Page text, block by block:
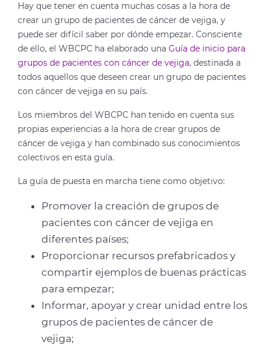
Hay que tener en cuenta muchas cosas a la hora de
crear un grupo de pacientes de cáncer de vejiga, y
puede ser difícil saber por dónde empezar. Consciente
de ello, el WBCPC ha elaborado una Guía de inicio para
grupos de pacientes con cáncer de vejiga, destinada a
todos aquellos que deseen crear un grupo de pacientes
con cáncer de vejiga en su país.
Los miembros del WBCPC han tenido en cuenta sus
propias experiencias a la hora de crear grupos de
cáncer de vejiga y han combinado sus conocimientos
colectivos en esta guía.
La guía de puesta en marcha tiene como objetivo:
Promover la creación de grupos de
pacientes con cáncer de vejiga en
diferentes países;
Proporcionar recursos prefabricados y
compartir ejemplos de buenas prácticas
para empezar;
Informar, apoyar y crear unidad entre los
grupos de pacientes de cáncer de
vejiga;